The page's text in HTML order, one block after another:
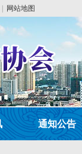
网站地图
通知公告